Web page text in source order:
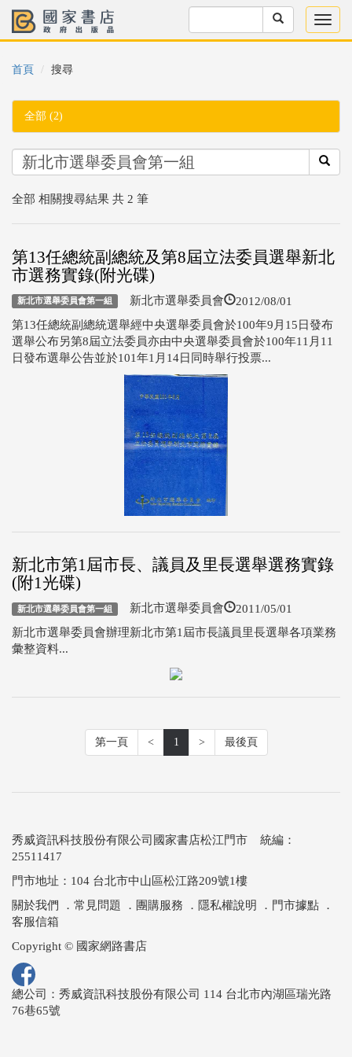
首頁 搜尋
全部 (2)
全部 相關搜尋結果 共 2 筆
第13任總統副總統及第8屆立法委員選舉新北
市選務實錄(附光碟)
新北市選舉委員會第一組 新北市選舉委員會 2012/08/01
第13任總統副總統選舉經中央選舉委員會於100年9月15日發布
選舉公布另第8屆立法委員亦由中央選舉委員會於100年11月11
日發布選舉公告並於101年1月14日同時舉行投票...
新北市第1屆市長、議員及里長選舉選務實錄
(附1光碟)
新北市選舉委員會第一組 新北市選舉委員會 2011/05/01
新北市選舉委員會辦理新北市第1屆市長議員里長選舉各項業務
彙整資料...
第一頁 < 1 > 最後頁
秀威資訊科技股份有限公司國家書店松江門市 統編：
25511417
門市地址：104 台北市中山區松江路209號1樓
關於我們
． 常見問題 ． 團購服務 ． 隱私權說明 ． 門市據點 ．
客服信箱
Copyright © 國家網路書店
總公司：秀威資訊科技股份有限公司 114 台北市內湖區瑞光路
76巷65號